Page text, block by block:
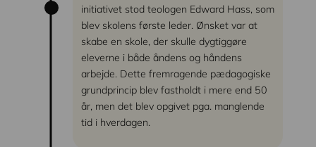
initiativet stod teologen Edward Hass, som
blev skolens første leder. Ønsket var at
skabe en skole, der skulle dygtiggøre
eleverne i både åndens og håndens
arbejde. Dette fremragende pædagogiske
grundprincip blev fastholdt i mere end 50
år, men det blev opgivet pga. manglende
tid i hverdagen.